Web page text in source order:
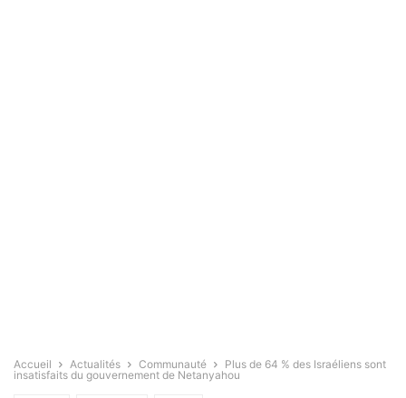
Accueil Actualités Communauté
Plus de 64 % des Israéliens sont
insatisfaits du gouvernement de Netanyahou